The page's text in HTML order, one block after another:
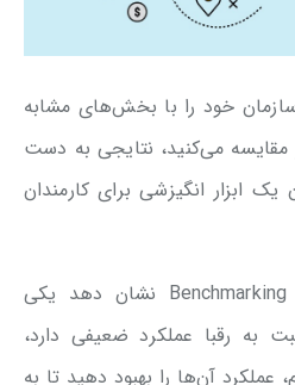
خود را با بخش‌های مشابه
مقایسه می‌کنید، نتایجی به دست
ابزار انگیزشی برای کارمندان
به عنوان مثال، اگر نتایج Benchmarking نشان دهد یکی
به رقبا عملکرد ضعیفی دارد،
عملکرد آن‌ها را بهبود دهید تا به